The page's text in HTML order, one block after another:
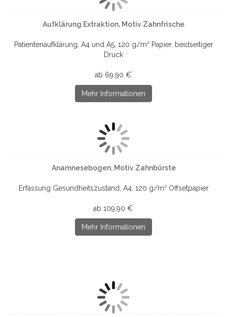
Aufklärung Extraktion, Motiv Zahnfrische
Patientenaufklärung, A4 und A5, 120 g/m² Papier, beidseitiger
Druck
ab 69,90 €*
Mehr Informationen
Anamnesebogen, Motiv Zahnbürste
Erfassung Gesundheitszustand, A4, 120 g/m² Offsetpapier
ab 109,90 €*
Mehr Informationen